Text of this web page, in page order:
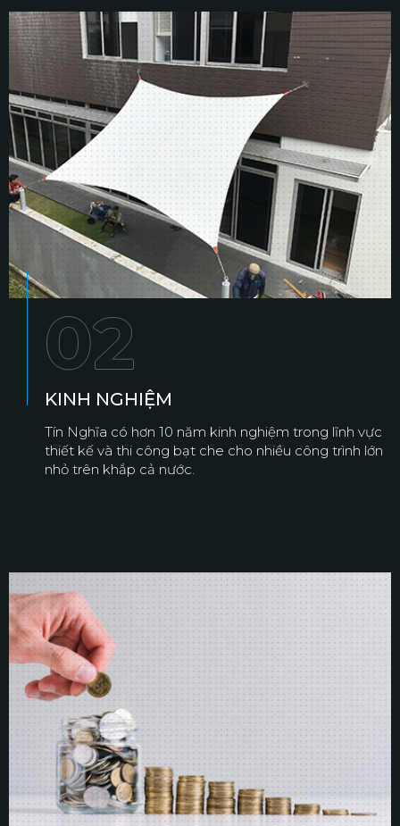
02
KINH NGHIỆM
Tín Nghĩa có hơn 10 năm kinh nghiệm trong lĩnh vực
thiết kế và thi công bạt che cho nhiều công trình lớn
nhỏ trên khắp cả nước.